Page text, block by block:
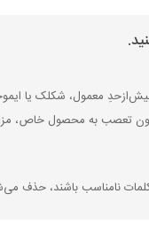
تعصب به محصول خاص،
نامناسب باشند، حذف